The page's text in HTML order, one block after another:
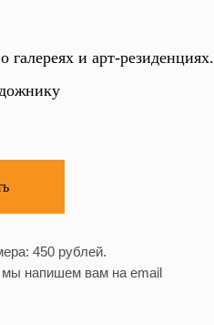
галереях и арт-резиденциях.
450 рублей.
напишем вам на email